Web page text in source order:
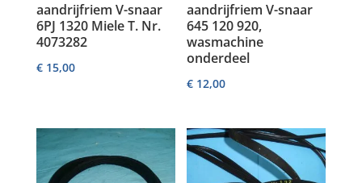
aandrijfriem V-snaar
6PJ 1320 Miele T. Nr.
4073282
€15,00
aandrijfriem V-snaar
645 120 920,
wasmachine
onderdeel
€ 12,00